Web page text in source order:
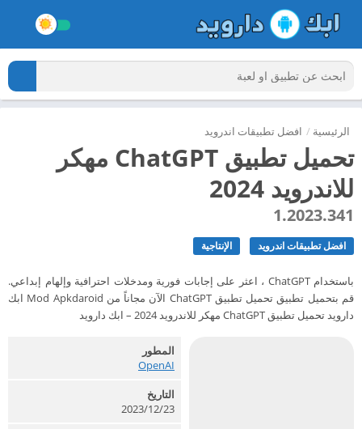
الرئيسية / افضل تطبيقات اندرويد
تحميل تطبيق ChatGPT مهكر
للاندرويد 2024
1.2023.341
افضل تطبيقات اندرويد الإنتاجية
باستخدام ChatGPT ، اعثر على إجابات فورية ومدخلات احترافية وإلهام إبداعي.
قم بتحميل تطبيق تحميل تطبيق ChatGPT الآن مجاناً من Mod Apkdaroid ابك
دارويد تحميل تطبيق ChatGPT مهكر للاندرويد 2024 – ابك دارويد
المطور
OpenAI‏
التاريخ
2023/12/23